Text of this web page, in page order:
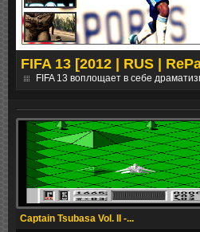
FIFA 13 [2012 | RUS |
FIFA 13 воплощает в себе
Captain Tsubasa Vol. II -...